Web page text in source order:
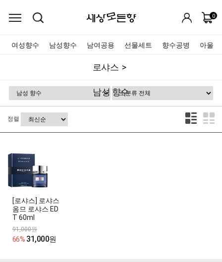
0
여성향수 남성향수 남여공용 선물세트 향수공병 아울렛
로샤스
남성 향수
정렬
[로샤스] 로샤스
옴므 로샤스 ED
T 60ml
91,000원
66% 31,000원